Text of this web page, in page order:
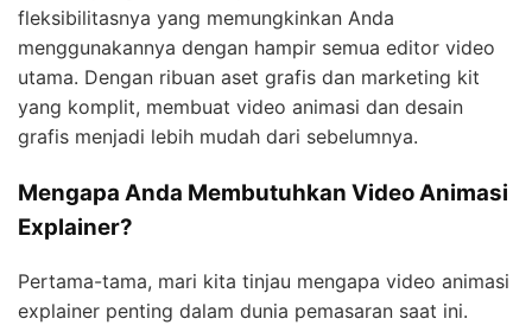
fleksibilitasnya yang memungkinkan Anda
menggunakannya dengan hampir semua editor video
utama. Dengan ribuan aset grafis dan marketing kit
yang komplit, membuat video animasi dan desain
grafis menjadi lebih mudah dari sebelumnya.
Mengapa Anda Membutuhkan Video Animasi
Explainer?
Pertama-tama, mari kita tinjau mengapa video animasi
explainer penting dalam dunia pemasaran saat ini.